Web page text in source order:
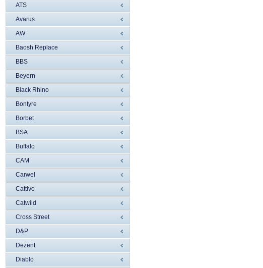
ATS
Avarus
AW
Baosh Replace
BBS
Beyern
Black Rhino
Bontyre
Borbet
BSA
Buffalo
CAM
Carwel
Cattivo
Catwild
Cross Street
D&P
Dezent
Diablo